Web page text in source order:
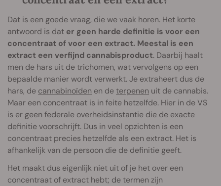
Dat is een goede vraag, die we vaak horen. Het korte
antwoord is dat er geen harde definitie is voor een
concentraat of voor een extract. Meestal is een
extract een verfijnd cannabisproduct. Daarbij haalt
men de hars uit de trichomen, wat vervolgens op een
bepaalde manier wordt verwerkt. Je extraheert dus de
hars, de cannabinoïden en deterpenen uit de cannabis.
Maar een concentraat is in feite hetzelfde. Hier in de VS
is er geen federale overheidsinstantie die de exacte
definitie voorschrijft. Dus in veel opzichten is een
concentraat precies hetzelfde als een extract. Het is
afhankelijk van de persoon die de definitie geeft.
Het maakt dus eigenlijk niet uit of je het over een
concentraat of extract hebt; de termen zijn